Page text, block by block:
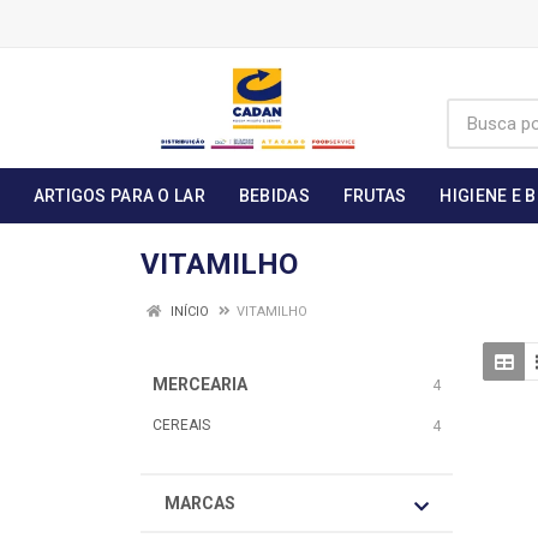
ARTIGOS PARA O LAR BEBIDAS FRUTAS HIGIENE E
VITAMILHO
INÍCIO VITAMILHO
MERCEARIA 4
CEREAIS 4
MARCAS